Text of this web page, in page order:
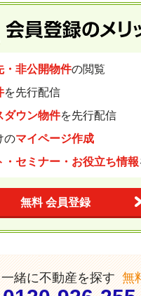
非公開物件の閲覧
を先行配信
ダウン物件を先行配信
のマイページ作成
・セミナー・ お役立ち情報
無料 会員登録
緒に不動産を探す 無